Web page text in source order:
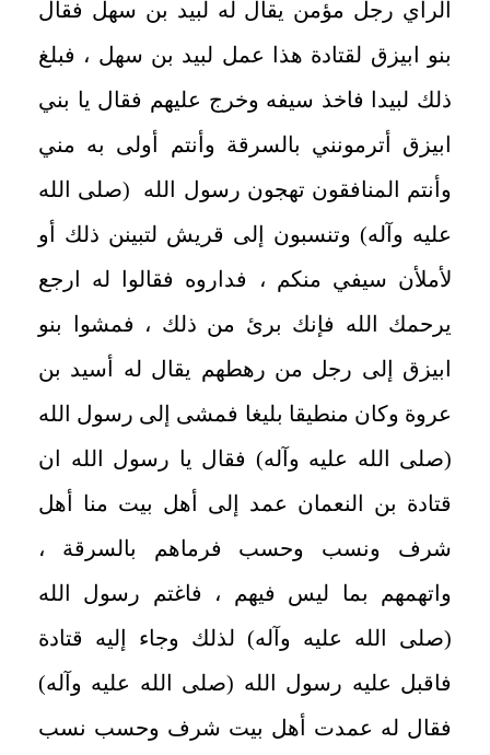
الرأي رجل مؤمن يقال له لبيد بن سهل فقال
بنو ابيزق لقتادة هذا عمل لبيد بن سهل ، فبلغ
ذلك لبيدا فاخذ سيفه وخرج عليهم فقال يا بني
ابيزق أترمونني بالسرقة وأنتم أولى به مني
وأنتم المنافقون تهجون رسول الله (صلى الله
عليه وآله) وتنسبون إلى قريش لتبينن ذلك أو
لأملأن سيفي منكم ، فداروه فقالوا له ارجع
يرحمك الله فإنك برئ من ذلك ، فمشوا بنو
ابيزق إلى رجل من رهطهم يقال له أسيد بن
عروة وكان منطيقا بليغا فمشى إلى رسول الله
(صلى الله عليه وآله) فقال يا رسول الله ان
قتادة بن النعمان عمد إلى أهل بيت منا أهل
شرف ونسب وحسب فرماهم بالسرقة ،
واتهمهم بما ليس فيهم ، فاغتم رسول الله
(صلى الله عليه وآله) لذلك وجاء إليه قتادة
فاقبل عليه رسول الله (صلى الله عليه وآله)
فقال له عمدت أهل بيت شرف وحسب نسب